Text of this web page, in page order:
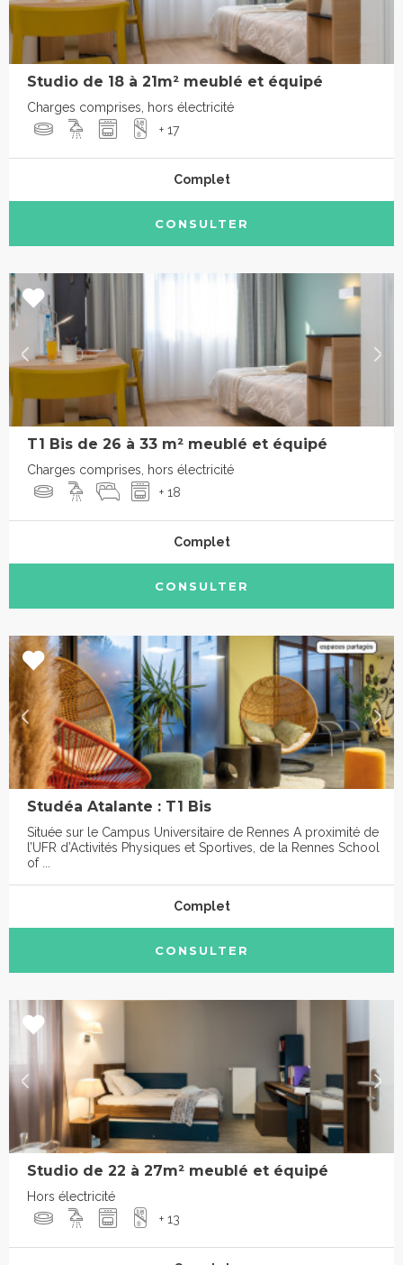
Studio de 18 à 21m² meublé et équipé
Charges comprises, hors électricité
+ 17
Complet
CONSULTER
T1 Bis de 26 à 33 m² meublé et équipé
Charges comprises, hors électricité
+ 18
Complet
CONSULTER
Studéa Atalante : T1 Bis
Située sur le Campus Universitaire de Rennes A proximité de
l’UFR d’Activités Physiques et Sportives, de la Rennes School
of ...
Complet
CONSULTER
Studio de 22 à 27m² meublé et équipé
Hors électricité
+ 13